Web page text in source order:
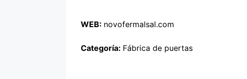
WEB: novofermalsal.com
Categoría: Fábrica de puertas